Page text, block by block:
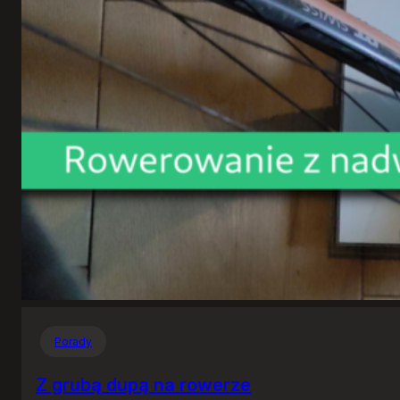
Porady
Z grubą dupą na rowerze